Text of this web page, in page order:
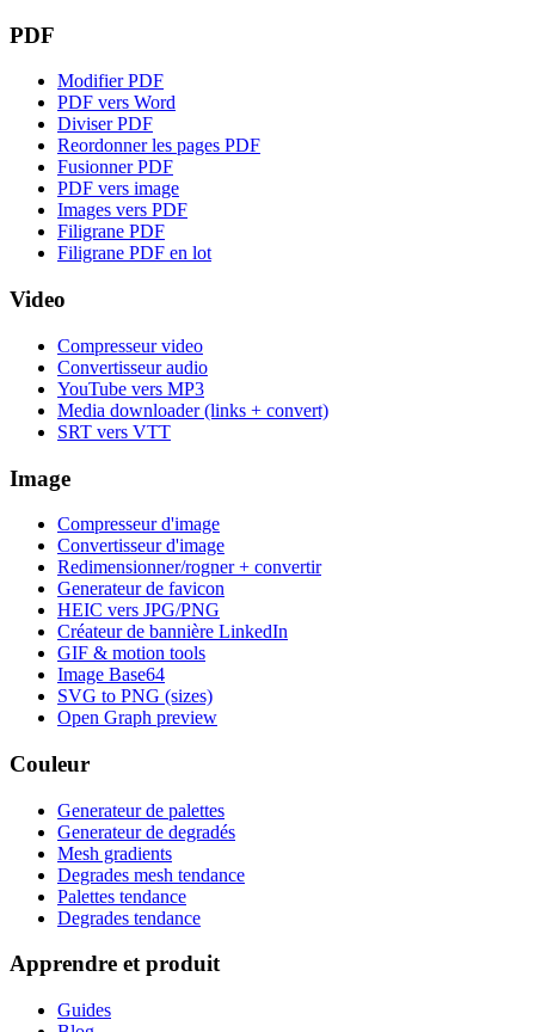
PDF
Modifier PDF
PDF vers Word
Diviser PDF
Reordonner les pages PDF
Fusionner PDF
PDF vers image
Images vers PDF
Filigrane PDF
Filigrane PDF en lot
Video
Compresseur video
Convertisseur audio
YouTube vers MP3
Media downloader (links + convert)
SRT vers VTT
Image
Compresseur d'image
Convertisseur d'image
Redimensionner/rogner + convertir
Generateur de favicon
HEIC vers JPG/PNG
Créateur de bannière LinkedIn
GIF & motion tools
Image Base64
SVG to PNG (sizes)
Open Graph preview
Couleur
Generateur de palettes
Generateur de degradés
Mesh gradients
Degrades mesh tendance
Palettes tendance
Degrades tendance
Apprendre et produit
Guides